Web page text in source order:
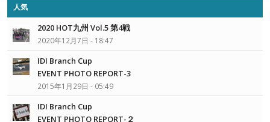
人気
2020 HOT九州 Vol.5 第4戦
2020年12月7日 - 18:47
IDI Branch Cup
EVENT PHOTO REPORT-3
2015年1月29日 - 05:49
IDI Branch Cup
EVENT PHOTO REPORT-２